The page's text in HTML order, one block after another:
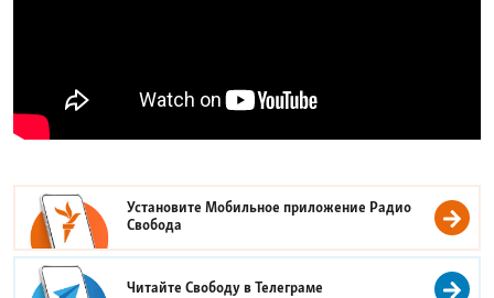
Установите Мобильное приложение Радио
Свобода
Читайте Свободу вТелеграме